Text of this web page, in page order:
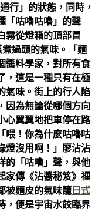
行」的狀態，同時，
「咕嚕咕嚕」的聲
霧從燈箱的頂部冒
過頭的氣味。「麵
醬料學家，對所有食
，這是一種只有在極
氣味。街上的行人陷
因為無論從哪個方向
心翼翼地把車停在路
喂！你為什麼咕嚕咕
燈沒用啊！」廖沾沾
的「咕嚕」聲，與他
家傳《沾醬秘笈》裡
被麵皮的氣味籠 日式
，便是宇宙水餃臨界